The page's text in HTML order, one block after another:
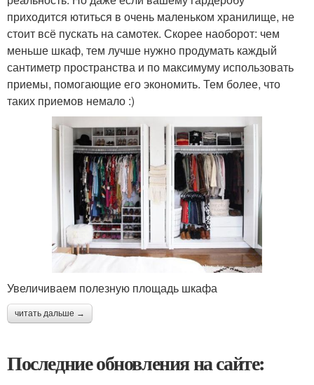
приходится ютиться в очень маленьком хранилище, не
стоит всё пускать на самотек. Скорее наоборот: чем
меньше шкаф, тем лучше нужно продумать каждый
сантиметр пространства и по максимуму использовать
приемы, помогающие его экономить. Тем более, что
таких приемов немало :)
Увеличиваем полезную площадь шкафа
читать дальше →
Последние обновления на сайте: